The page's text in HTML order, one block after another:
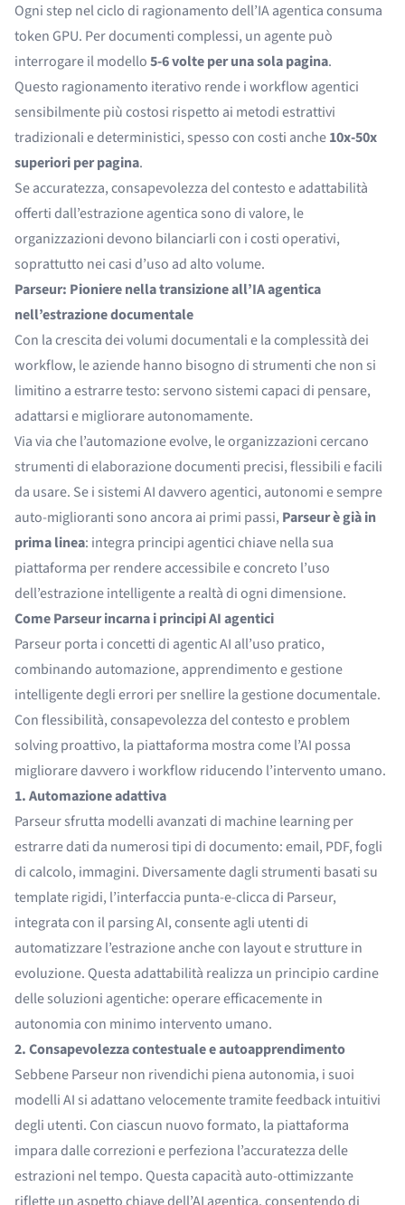
Ogni step nel ciclo di ragionamento dell’IA agentica consuma
token GPU. Per documenti complessi, un agente può
interrogare il modello5-6 volte per una sola pagina.
Questo ragionamento iterativo rende i workflow agentici
sensibilmente più costosi rispetto ai metodi estrattivi
tradizionali e deterministici, spesso con costi anche10x-50x
superiori per pagina.
Se accuratezza, consapevolezza del contesto e adattabilità
offerti dall’estrazione agentica sono di valore, le
organizzazioni devono bilanciarli con i costi operativi,
soprattutto nei casi d’uso ad alto volume.
Parseur: Pioniere nella transizione all’IA agentica
nell’estrazione documentale
Con la crescita dei volumi documentali e la complessità dei
workflow, le aziende hanno bisogno di strumenti che non si
limitino a estrarre testo: servono sistemi capaci di pensare,
adattarsi e migliorare autonomamente.
Via via che l’automazione evolve, le organizzazioni cercano
strumenti di elaborazione documenti precisi, flessibili e facili
da usare. Se i sistemi AI davvero agentici, autonomi e sempre
auto-miglioranti sono ancora ai primi passi, Parseur è già in
prima linea: integra principi agentici chiave nella sua
piattaforma per rendere accessibile e concreto l’uso
dell’estrazione intelligente a realtà di ogni dimensione.
Come Parseur incarna i principi AI agentici
Parseur porta i concetti di agentic AI all’uso pratico,
combinando automazione, apprendimento e gestione
intelligente degli errori per snellire la gestione documentale.
Con flessibilità, consapevolezza del contesto e problem
solving proattivo, la piattaforma mostra come l’AI possa
migliorare davvero i workflow riducendo l’intervento umano.
1. Automazione adattiva
Parseur sfrutta modelli avanzati di machine learning per
estrarre dati da numerosi tipi di documento: email, PDF, fogli
di calcolo, immagini. Diversamente dagli strumenti basati su
template rigidi, l’interfaccia punta-e-clicca di Parseur,
integrata con il parsing AI, consente agli utenti di
automatizzare l’estrazione anche con layout e strutture in
evoluzione. Questa adattabilità realizza un principio cardine
delle soluzioni agentiche: operare efficacemente in
autonomia con minimo intervento umano.
2. Consapevolezza contestuale e autoapprendimento
Sebbene Parseur non rivendichi piena autonomia, i suoi
modelli AI si adattano velocemente tramite feedback intuitivi
degli utenti. Con ciascun nuovo formato, la piattaforma
impara dalle correzioni e perfeziona l’accuratezza delle
estrazioni nel tempo. Questa capacità auto-ottimizzante